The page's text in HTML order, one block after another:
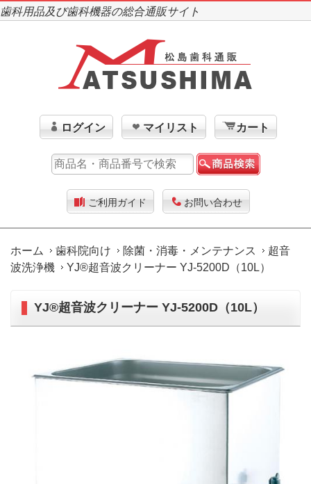
歯科用品及び歯科機器の総合通販サイト
ログイン マイリスト カート
ご利用ガイド お問い合わせ
ホーム 歯科院向け 除菌・消毒・メンテナンス
超音
波洗浄機
YJ®超音波クリーナー YJ-5200D（10L）
YJ®超音波クリーナー YJ-5200D（10L）